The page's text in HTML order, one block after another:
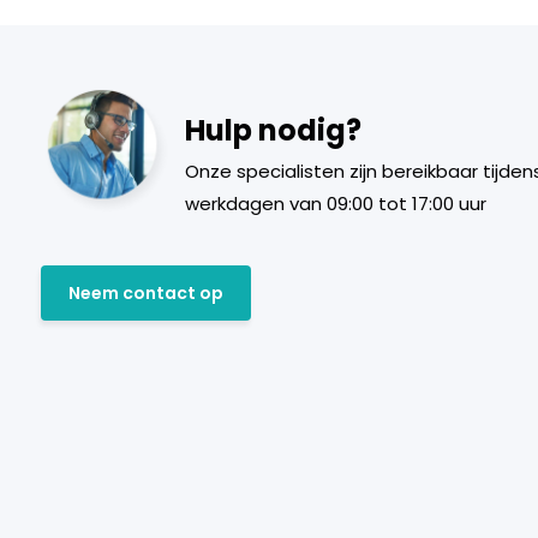
Hulp nodig?
Onze specialisten zijn bereikbaar
werkdagen van 09:00 tot 17:00 uur
Neem contact op